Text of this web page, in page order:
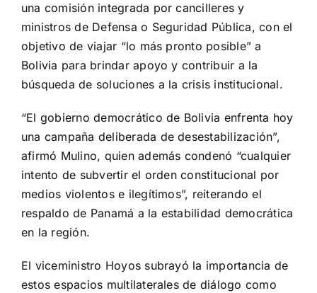
una comisión integrada por cancilleres y
ministros de Defensa o Seguridad Pública, con el
objetivo de viajar “lo más pronto posible” a
Bolivia para brindar apoyo y contribuir a la
búsqueda de soluciones a la crisis institucional.
“El gobierno democrático de Bolivia enfrenta hoy
una campaña deliberada de desestabilización”,
afirmó Mulino, quien además condenó “cualquier
intento de subvertir el orden constitucional por
medios violentos e ilegítimos”, reiterando el
respaldo de Panamá a la estabilidad democrática
en la región.
El viceministro Hoyos subrayó la importancia de
estos espacios multilaterales de diálogo como